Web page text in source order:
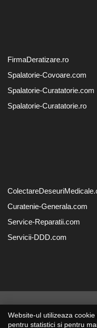
FirmaDeratizare.ro
Spalatorie-Covoare.com
Spalatorie-Curatatorie.com
Spalatorie-Curatatorie.ro
Curatenie-Generala.com
Service-Reparatii.com
Servicii-DDD.com
SOL
Website-ul utilizeaza
pentru statistici si pentru